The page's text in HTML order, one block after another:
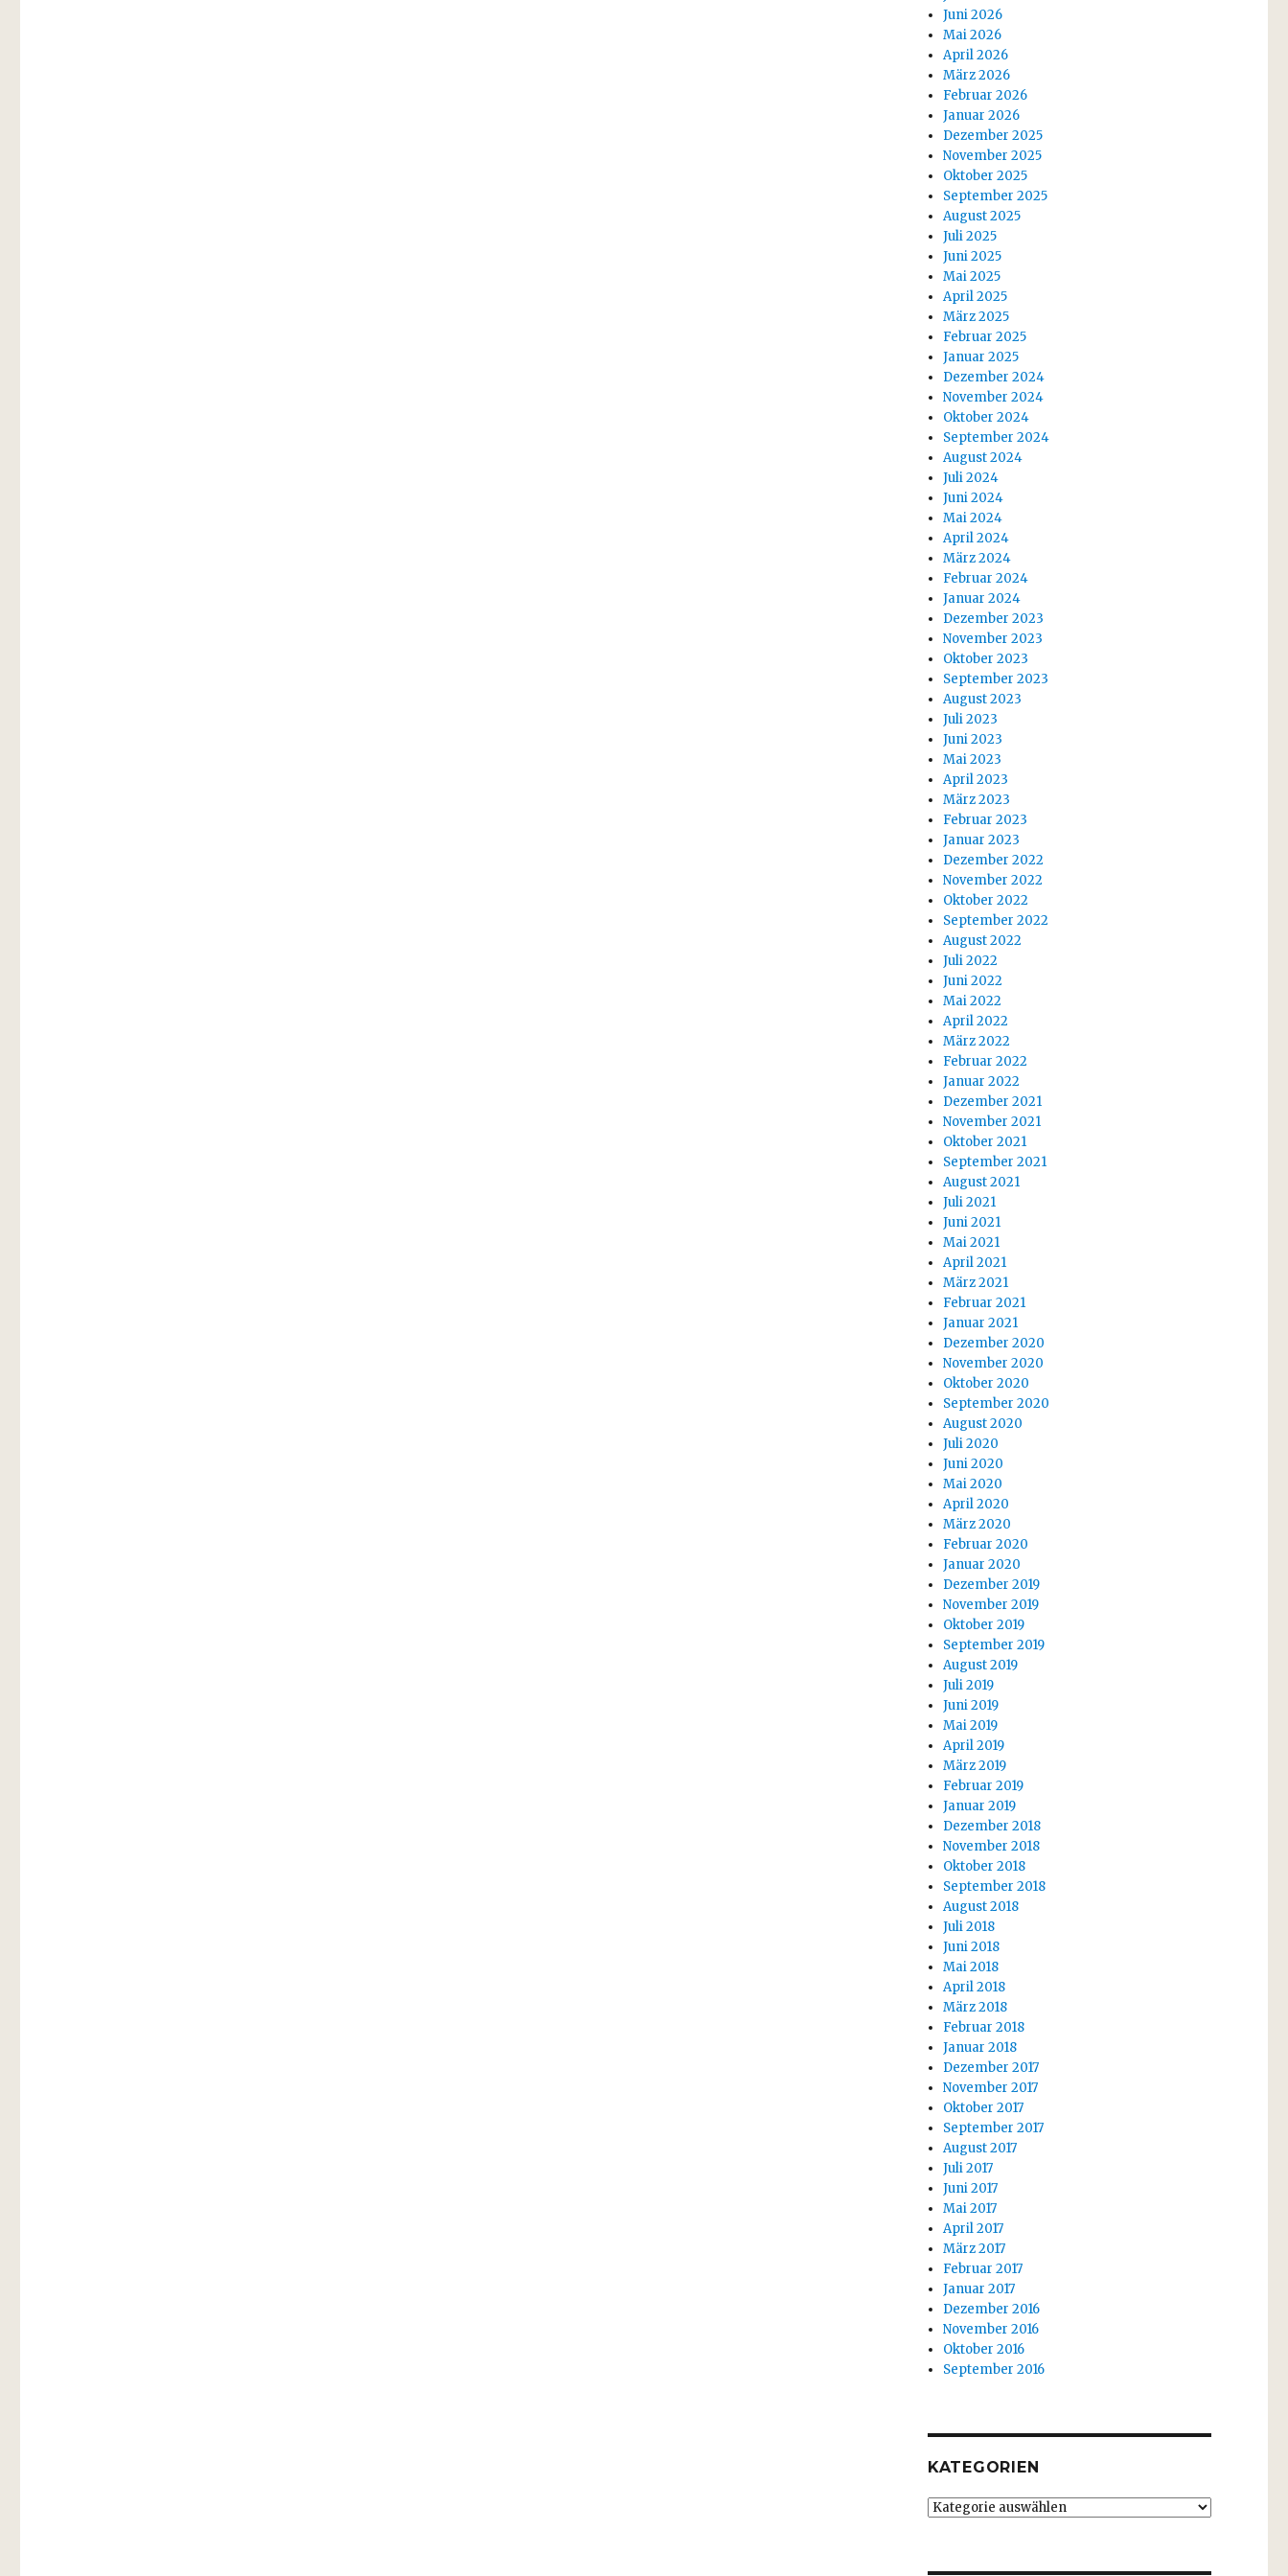
Juni 2026
Mai 2026
April 2026
März 2026
Februar 2026
Januar 2026
Dezember 2025
November 2025
Oktober 2025
September 2025
August 2025
Juli 2025
Juni 2025
Mai 2025
April 2025
März 2025
Februar 2025
Januar 2025
Dezember 2024
November 2024
Oktober 2024
September 2024
August 2024
Juli 2024
Juni 2024
Mai 2024
April 2024
März 2024
Februar 2024
Januar 2024
Dezember 2023
November 2023
Oktober 2023
September 2023
August 2023
Juli 2023
Juni 2023
Mai 2023
April 2023
März 2023
Februar 2023
Januar 2023
Dezember 2022
November 2022
Oktober 2022
September 2022
August 2022
Juli 2022
Juni 2022
Mai 2022
April 2022
März 2022
Februar 2022
Januar 2022
Dezember 2021
November 2021
Oktober 2021
September 2021
August 2021
Juli 2021
Juni 2021
Mai 2021
April 2021
März 2021
Februar 2021
Januar 2021
Dezember 2020
November 2020
Oktober 2020
September 2020
August 2020
Juli 2020
Juni 2020
Mai 2020
April 2020
März 2020
Februar 2020
Januar 2020
Dezember 2019
November 2019
Oktober 2019
September 2019
August 2019
Juli 2019
Juni 2019
Mai 2019
April 2019
März 2019
Februar 2019
Januar 2019
Dezember 2018
November 2018
Oktober 2018
September 2018
August 2018
Juli 2018
Juni 2018
Mai 2018
April 2018
März 2018
Februar 2018
Januar 2018
Dezember 2017
November 2017
Oktober 2017
September 2017
August 2017
Juli 2017
Juni 2017
Mai 2017
April 2017
März 2017
Februar 2017
Januar 2017
Dezember 2016
November 2016
Oktober 2016
September 2016
KATEGORIEN
Kategorien